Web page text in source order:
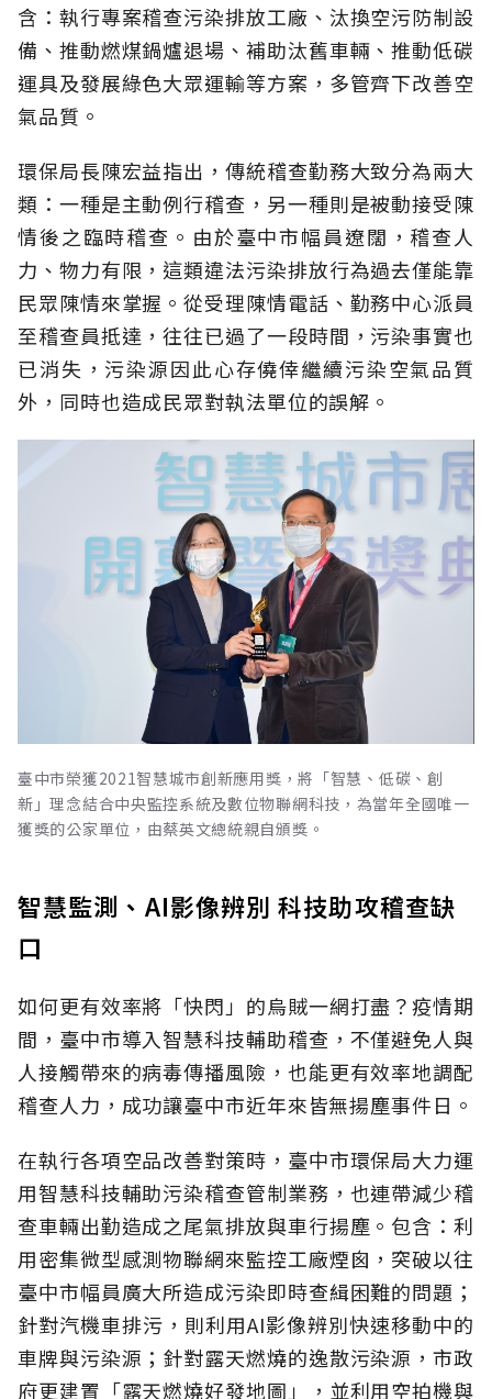
含：執行專案稽查污染排放工廠、汰換空污防制設
備、推動燃煤鍋爐退場、補助汰舊車輛、推動低碳
運具及發展綠色大眾運輸等方案，多管齊下改善空
氣品質。
環保局長陳宏益指出，傳統稽查勤務大致分為兩大
類：一種是主動例行稽查，另一種則是被動接受陳
情後之臨時稽查。由於臺中市幅員遼闊，稽查人
力、物力有限，這類違法污染排放行為過去僅能靠
民眾陳情來掌握。從受理陳情電話、勤務中心派員
至稽查員抵達，往往已過了一段時間，污染事實也
已消失，污染源因此心存僥倖繼續污染空氣品質
外，同時也造成民眾對執法單位的誤解。
臺中市榮獲2021智慧城市創新應用獎，將「智慧、低碳、創
新」理念結合中央監控系統及數位物聯網科技，為當年全國唯一
獲獎的公家單位，由蔡英文總統親自頒獎。
智慧監測、AI影像辨別 科技助攻稽查缺
口
如何更有效率將「快閃」的烏賊一網打盡？疫情期
間，臺中市導入智慧科技輔助稽查，不僅避免人與
人接觸帶來的病毒傳播風險，也能更有效率地調配
稽查人力，成功讓臺中市近年來皆無揚塵事件日。
在執行各項空品改善對策時，臺中市環保局大力運
用智慧科技輔助污染稽查管制業務，也連帶減少稽
查車輛出勤造成之尾氣排放與車行揚塵。包含：利
用密集微型感測物聯網來監控工廠煙囪，突破以往
臺中市幅員廣大所造成污染即時查緝困難的問題；
針對汽機車排污，則利用AI影像辨別快速移動中的
車牌與污染源；針對露天燃燒的逸散污染源，市政
府更建置「露天燃燒好發地圖」，並利用空拍機與